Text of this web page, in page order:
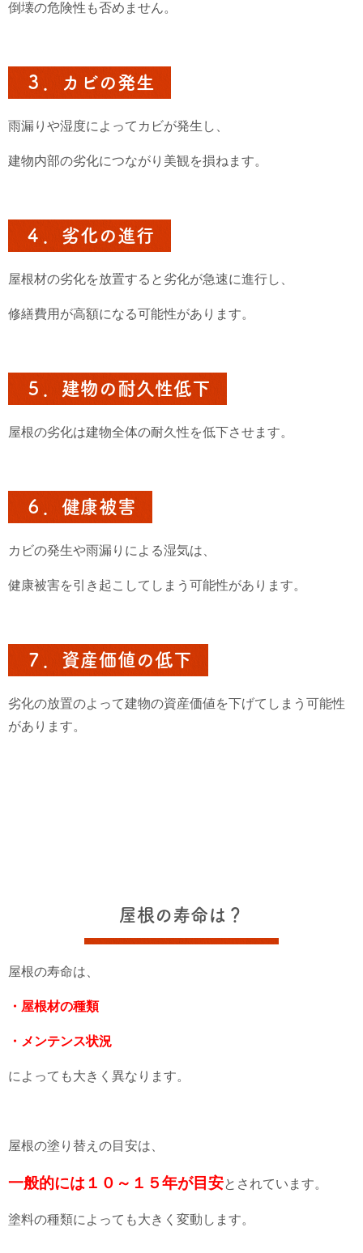
倒壊の危険性も否めません。
３．カビの発生
雨漏りや湿度によってカビが発生し、
建物内部の劣化につながり美観を損ねます。
４．劣化の進行
屋根材の劣化を放置すると劣化が急速に進行し、
修繕費用が高額になる可能性があります。
５．建物の耐久性低下
屋根の劣化は建物全体の耐久性を低下させます。
６．健康被害
カビの発生や雨漏りによる湿気は、
健康被害を引き起こしてしまう可能性があります。
７．資産価値の低下
劣化の放置のよって建物の資産価値を下げてしまう可能性
があります。
屋根の寿命は？
屋根の寿命は、
・屋根材の種類
・メンテンス状況
によっても大きく異なります。
屋根の塗り替えの目安は、
一般的には１０～１５年が目安とされています。
塗料の種類によっても大きく変動します。